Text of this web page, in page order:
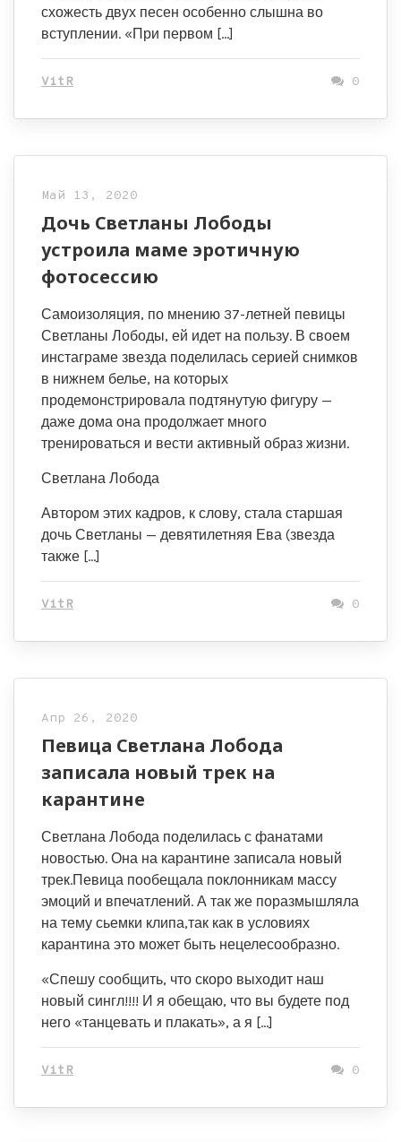
схожесть двух песен особенно слышна во
вступлении. «При первом […]
VitR 0
Май 13, 2020
Дочь Светланы Лободы
устроила маме эротичную
фотосессию
Самоизоляция, по мнению 37-летней певицы
Светланы Лободы, ей идет на пользу. В своем
инстаграме звезда поделилась серией снимков
в нижнем белье, на которых
продемонстрировала подтянутую фигуру —
даже дома она продолжает много
тренироваться и вести активный образ жизни.
Светлана Лобода
Автором этих кадров, к слову, стала старшая
дочь Светланы — девятилетняя Ева (звезда
также […]
VitR 0
Апр 26, 2020
Певица Светлана Лобода
записала новый трек на
карантине
Светлана Лобода поделилась с фанатами
новостью. Она на карантине записала новый
трек.Певица пообещала поклонникам массу
эмоций и впечатлений. А так же поразмышляла
на тему сьемки клипа,так как в условиях
карантина это может быть нецелесообразно.
«Спешу сообщить, что скоро выходит наш
новый сингл!!!! И я обещаю, что вы будете под
него «танцевать и плакать», а я […]
VitR 0